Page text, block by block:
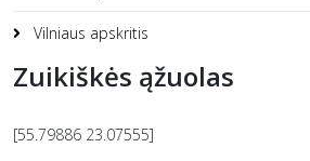
Vilniaus apskritis
Zuikiškės ąžuolas
[55.79886 23.07555]